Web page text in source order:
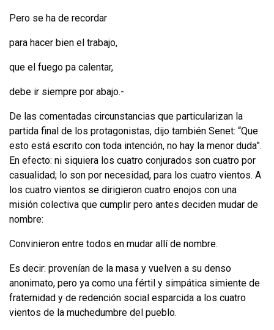
Pero se ha de recordar
para hacer bien el trabajo,
que el fuego pa calentar,
debe ir siempre por abajo.-
De las comentadas circunstancias que particularizan la
partida final de los protagonistas, dijo también Senet: “Que
esto está escrito con toda intención, no hay la menor duda”.
En efecto: ni siquiera los cuatro conjurados son cuatro por
casualidad; lo son por necesidad, para los cuatro vientos. A
los cuatro vientos se dirigieron cuatro enojos con una
misión colectiva que cumplir pero antes deci­den mudar de
nombre:
Convinieron entre todos en mudar allí de nombre.
Es decir: provenían de la masa y vuelven a su denso
anonimato, pero ya como una fértil y simpática simiente de
fraternidad y de redención social esparcida a los cuatro
vientos de la muchedumbre del pueblo.